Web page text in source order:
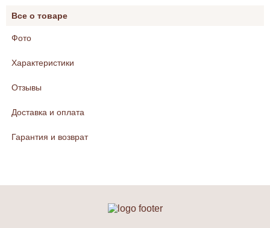
Все о товаре
Фото
Характеристики
Отзывы
Доставка и оплата
Гарантия и возврат